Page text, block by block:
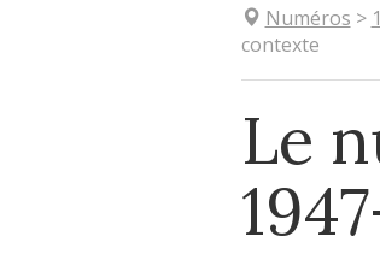
Numéros > 1
contexte
Le